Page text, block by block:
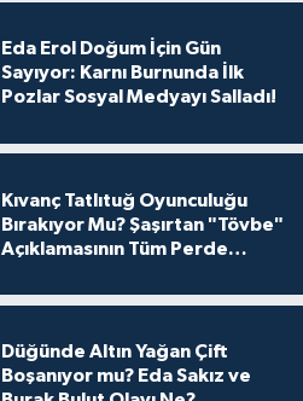
Eda Erol Doğum İçin Gün
Sayıyor: Karnı Burnunda İlk
Pozlar Sosyal Medyayı Salladı!
Kıvanç Tatlıtuğ Oyunculuğu
Bırakıyor Mu? Şaşırtan "Tövbe"
Açıklamasının Tüm Perde
Düğünde Altın Yağan Çift
Boşanıyor mu? Eda Sakız ve